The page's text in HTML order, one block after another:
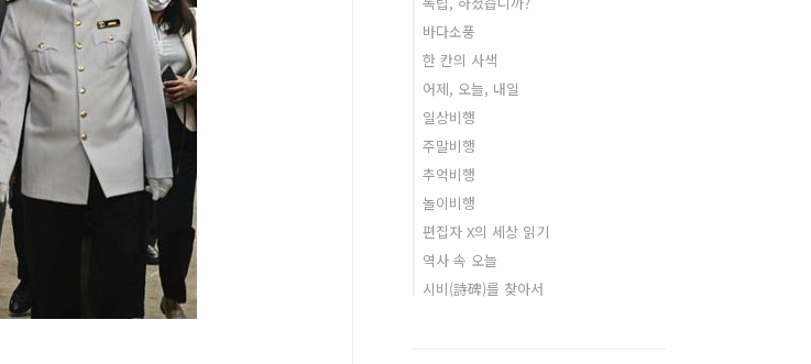
바다소풍
한 칸의 사색
어제, 오늘, 내일
일상비행
주말비행
추억비행
놀이비행
편집자 X의 세상 읽기
역사 속 오늘
시비(詩碑)를 찾아서